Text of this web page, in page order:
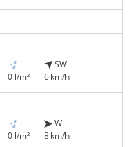
0 l/m²
SW
6 km/h
0 l/m²
W
8 km/h